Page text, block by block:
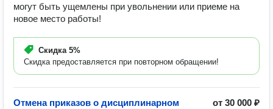
могут быть ущемлены при увольнении или приеме на
новое место работы!
Скидка 5%
Скидка предоставляется при повторном обращении!
Отмена приказов о дисциплинарном
от 30 000 ₽